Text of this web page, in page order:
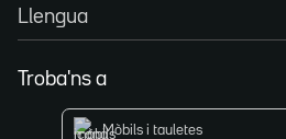
Llengua
Troba'ns a
Mòbils i tauletes